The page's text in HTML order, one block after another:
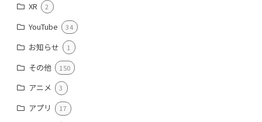
XR 2
YouTube 34
お知らせ 1
その他 150
アニメ 3
アプリ 17